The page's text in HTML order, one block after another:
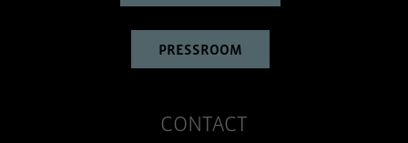
PRESSROOM
CONTACT